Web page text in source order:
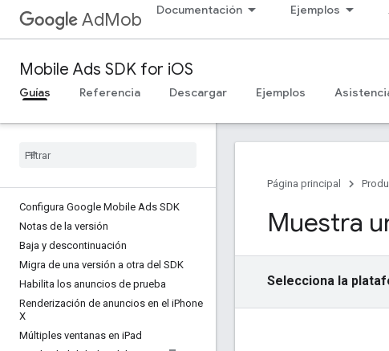
AdMob Documentación Ejemplos
Mobile Ads SDK for iOS
Guías Referencia Descargar Ejemplos
Configura Google Mobile Ads SDK
Notas de la versión
Baja y descontinuación
Migra de una versión a otra del SDK
Habilita los anuncios de prueba
Renderización de anuncios en el iPhone
X
Múltiples ventanas en iPad
Página principal
Muestra
Selecciona la